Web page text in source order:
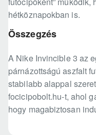
hétköznapokban is.
Összegzés
A Nike Invincible 3 az
párnázottságú aszfalt
stabilabb alappal
focicipobolt.hu-t, ahol
hogy magabiztosan